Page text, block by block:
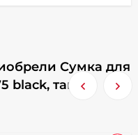
Сумка для
black, также